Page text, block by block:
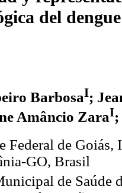
del
BarbosaI;
Amâncio ZaraI
Federal de
GO, Brasil
de Saúde